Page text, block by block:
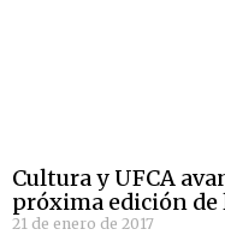
Cultura y UFCA
próxima edición de
21 de enero de 2017